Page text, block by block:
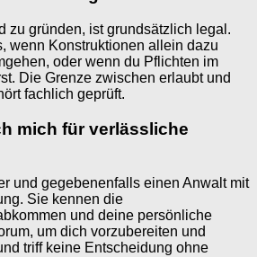
zu gründen, ist grundsätzlich legal.
wenn Konstruktionen allein dazu
oder wenn du Pflichten im
Die Grenze zwischen erlaubt und
fachlich geprüft.
mich für verlässliche
und gegebenenfalls einen Anwalt mit
Sie kennen die
und deine persönliche
um dich vorzubereiten und
triff keine Entscheidung ohne